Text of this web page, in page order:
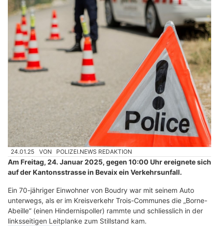
24.01.25 VON POLIZEI.NEWS REDAKTION
Am Freitag, 24. Januar 2025, gegen 10:00 Uhr ereignete sich
auf der Kantonsstrasse in Bevaix ein Verkehrsunfall.
Ein 70-jähriger Einwohner von Boudry war mit seinem Auto
unterwegs, als er im Kreisverkehr Trois-Communes die „Borne-
Abeille“ (einen Hindernispoller) rammte und schliesslich in der
linksseitigen Leitplanke zum Stillstand kam.